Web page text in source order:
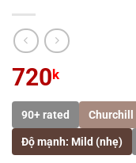
720 k
90+ rated Churchill
Độ mạnh: Mild (nhẹ)